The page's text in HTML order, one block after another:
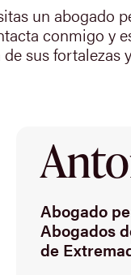
un abogado
conmigo y
sus fortalezas
Abogado
Abogados
de